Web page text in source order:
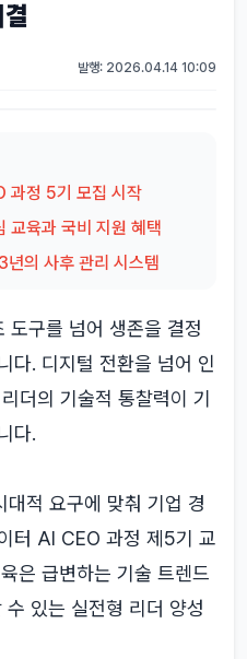
발행: 2026.04.14 10:09
과정 5기 모집 시작
교육과 국비 지원 혜택
의 사후 관리 시스템
도구를 넘어 생존을 결정
다. 디지털 전환을 넘어 인
더의 기술적 통찰력이 기
다.
대적 요구에 맞춰 기업 경
터 AI CEO 과정 제5기 교
은 급변하는 기술 트렌드
있는 실전형 리더 양성